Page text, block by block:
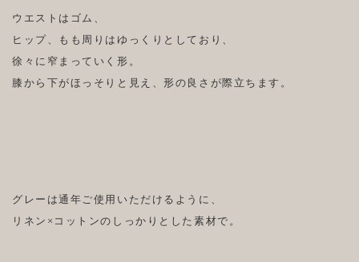
ウエストはゴム、
ヒップ、もも周りはゆっくりとしており、
徐々に窄まっていく形。
膝から下がほっそりと見え、形の良さが際立ちます。
グレーは通年ご使用いただけるように、
リネン×コットンのしっかりとした素材で。